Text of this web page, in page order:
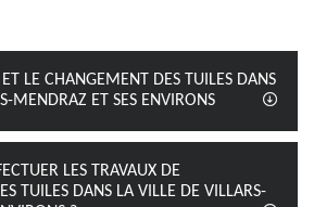
ET LE CHANGEMENT DES TUILES DANS
MENDRAZ ET SES ENVIRONS
LES TRAVAUX DE
TUILES DANS LA VILLE DE VILLARS-